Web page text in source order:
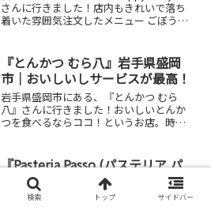
さんに行きました！店内もきれいで落ち
着いた雰囲気注文したメニュー ごぼうと
が「ごぼうとレンコンのカレー」。奥さ
んが「...
『とんかつ むら八』岩手県盛岡
市｜おいしいしサービスが最高！
岩手県盛岡市にある、『とんかつ むら
八』さんに行きました！おいしいとんか
つを食べるならココ！というお店。時
ンかつカレーランチ 1,100円私が「かつ
『Pasteria Passo (パステリア パ
ッソ)』岩手県久慈市｜おいしい
パスタが味わえて居心地も良いお
検索 トップ サイドバー